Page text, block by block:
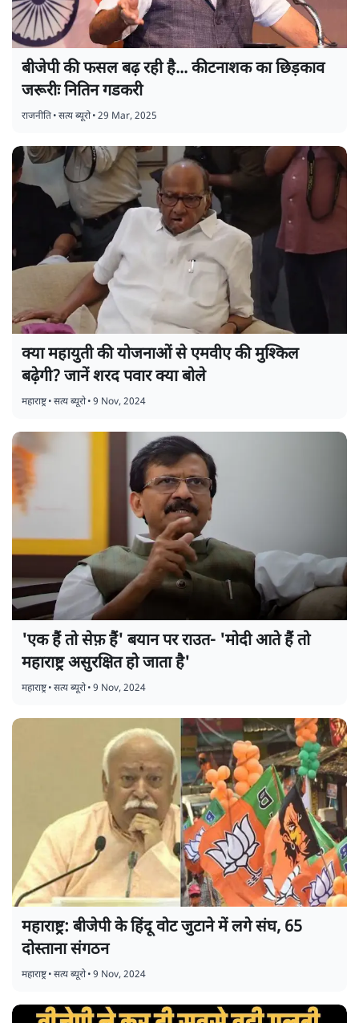
बीजेपी की फसल बढ़ रही है... कीटनाशक का छिड़काव
जरूरीः नितिन गडकरी
राजनीति•सत्य ब्यूरो•29 Mar, 2025
क्या महायुती की योजनाओं से एमवीए की मुश्किल
बढ़ेगी? जानें शरद पवार क्या बोले
महाराष्ट्र•सत्य ब्यूरो•9 Nov, 2024
'एक हैं तो सेफ़ हैं' बयान पर राउत- 'मोदी आते हैं तो
महाराष्ट्र असुरक्षित हो जाता है'
महाराष्ट्र•सत्य ब्यूरो•9 Nov, 2024
महाराष्ट्र: बीजेपी के हिंदू वोट जुटाने में लगे संघ, 65
दोस्ताना संगठन
महाराष्ट्र•सत्य ब्यूरो•9 Nov, 2024